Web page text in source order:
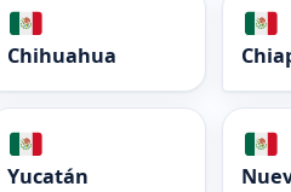
Chihuahua
Yucatán